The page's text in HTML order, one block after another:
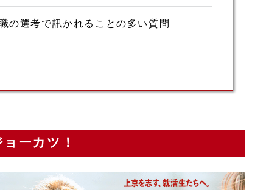
の選考で訊かれることの多い質問
ーカツ！